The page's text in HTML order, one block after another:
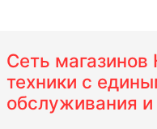
Сеть магазинов
техники с
обслуживания